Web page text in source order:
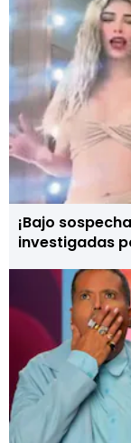
¡Bajo
investigadas